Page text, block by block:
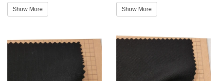
Show More Show More